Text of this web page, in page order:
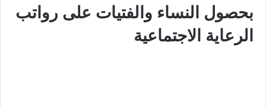
بحصول النساء والفتيات على رواتب
الرعاية الاجتماعية